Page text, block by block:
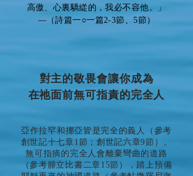
高傲、心裏驕緃的，我必不容他。」
—（詩篇一○一篇2-3節、5節）
對主的敬畏會讓你成為
在祂面前無可指責的完全人
亞作拉罕和挪亞皆是完全的義人（參考
創世記十七章1節；創世記六章9節）。
無可指摘的完全人會離棄彎曲的道路
（參考腓立比書二章15節），踏上預備